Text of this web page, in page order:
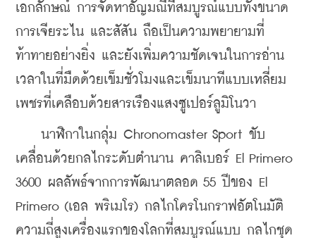
เอกลักษณ์ การจัดหาอัญมณีที่สมบูรณ์แบบทั้งขนาด
การเจียระไน และสัสัน ถือเป็นความพยายามที่
ท้าทายอย่างยิ่ง และยังเพิ่มความชัดเจนในการอ่าน
เวลาในที่มืดด้วยเข็มชั่วโมงและเข็มนาทีแบบเหลี่ยม
เพชรที่เคลือบด้วยสารเรืองแสงซูเปอร์ลูมิโนวา
นาฬิกาในกลุ่ม Chronomaster Sport ขับ
เคลื่อนด้วยกลไกระดับตำนาน คาลิเบอร์ El Primero
3600 ผลลัพธ์จากการพัฒนาตลอด 55 ปีของ El
Primero (เอล พริเมโร) กลไกโครโนกราฟอัตโนมัติ
ความถี่สูงเครื่องแรกของโลกที่สมบูรณ์แบบ กลไกชุด